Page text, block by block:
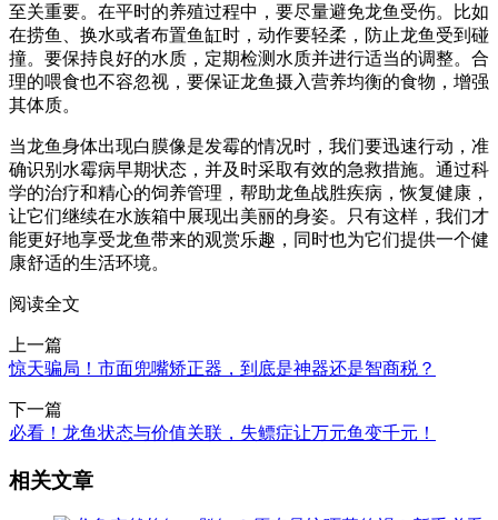
至关重要。在平时的养殖过程中，要尽量避免龙鱼受伤。比如
在捞鱼、换水或者布置鱼缸时，动作要轻柔，防止龙鱼受到碰
撞。要保持良好的水质，定期检测水质并进行适当的调整。合
理的喂食也不容忽视，要保证龙鱼摄入营养均衡的食物，增强
其体质。
当龙鱼身体出现白膜像是发霉的情况时，我们要迅速行动，准
确识别水霉病早期状态，并及时采取有效的急救措施。通过科
学的治疗和精心的饲养管理，帮助龙鱼战胜疾病，恢复健康，
让它们继续在水族箱中展现出美丽的身姿。只有这样，我们才
能更好地享受龙鱼带来的观赏乐趣，同时也为它们提供一个健
康舒适的生活环境。
阅读全文
上一篇
惊天骗局！市面兜嘴矫正器，到底是神器还是智商税？
下一篇
必看！龙鱼状态与价值关联，失鳔症让万元鱼变千元！
相关文章